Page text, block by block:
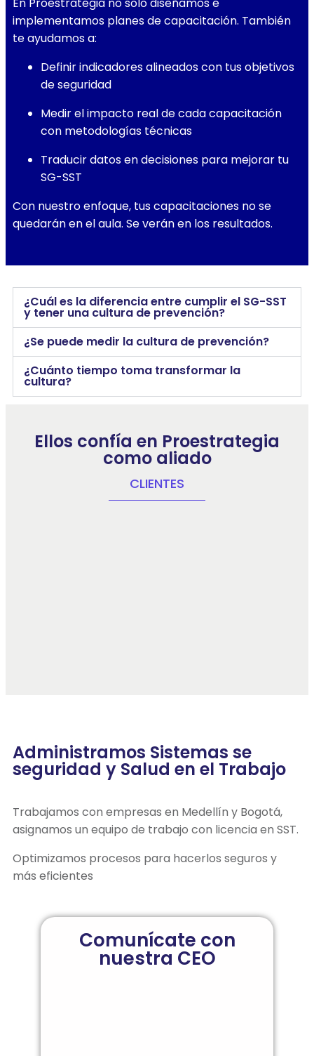
implementamos planes de capacitación. También
te ayudamos a:
Definir indicadores alineados con tus objetivos
de seguridad
Medir el impacto real de cada capacitación
con metodologías técnicas
Traducir datos en decisiones para mejorar tu
SG-SST
Con nuestro enfoque, tus capacitaciones no se
quedarán en el aula. Se verán en los resultados.
¿Cuál es la diferencia entre cumplir el SG-SST
y tener una cultura de prevención?
¿Se puede medir la cultura de prevención?
¿Cuánto tiempo toma transformar la
cultura?
Ellos confía en Proestrategia
como aliado
CLIENTES
Administramos Sistemas se
seguridad y Salud en el Trabajo
Trabajamos con empresas en Medellín y Bogotá,
asignamos un equipo de trabajo con licencia en SST.
Optimizamos procesos para hacerlos seguros y
más eficientes
Comunícate con
nuestra CEO